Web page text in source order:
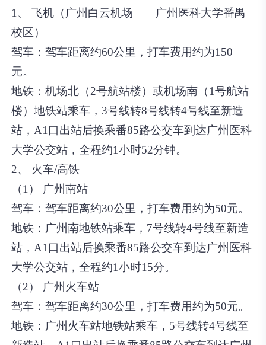
1、 飞机（广州白云机场——广州医科大学番禺
校区）
驾车：驾车距离约60公里，打车费用约为150
元。
地铁：机场北（2号航站楼）或机场南（1号航站
楼）地铁站乘车，3号线转8号线转4号线至新造
站，A1口出站后换乘番85路公交车到达广州医科
大学公交站，全程约1小时52分钟。
2、 火车/高铁
（1） 广州南站
驾车：驾车距离约30公里，打车费用约为50元。
地铁：广州南地铁站乘车，7号线转4号线至新造
站，A1口出站后换乘番85路公交车到达广州医科
大学公交站，全程约1小时15分。
（2） 广州火车站
驾车：驾车距离约30公里，打车费用约为50元。
地铁：广州火车站地铁站乘车，5号线转4号线至